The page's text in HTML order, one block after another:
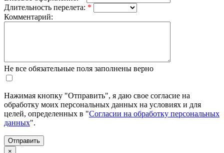
Длительность перелета: *
Комментарий:
Не все обязательные поля заполнены верно
Нажимая кнопку "Отправить", я даю свое согласие на
обработку моих персональных данных на условиях и для
целей, определенных в "Согласии на обработку персональных
данных".
×